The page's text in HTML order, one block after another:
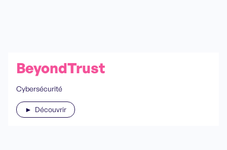
BeyondTrust
Cybersécurité
► Découvrir